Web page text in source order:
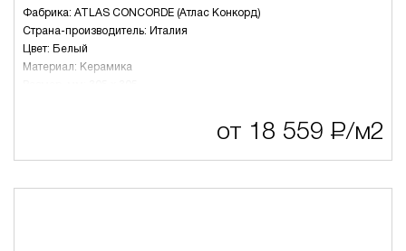
Фабрика: ATLAS CONCORDE (Атлас Конкорд)
Страна-производитель: Италия
Цвет: Белый
Материал: Керамика
от 18 559 Р/м2